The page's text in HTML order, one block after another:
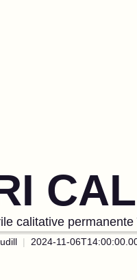
calitative
2024-11-